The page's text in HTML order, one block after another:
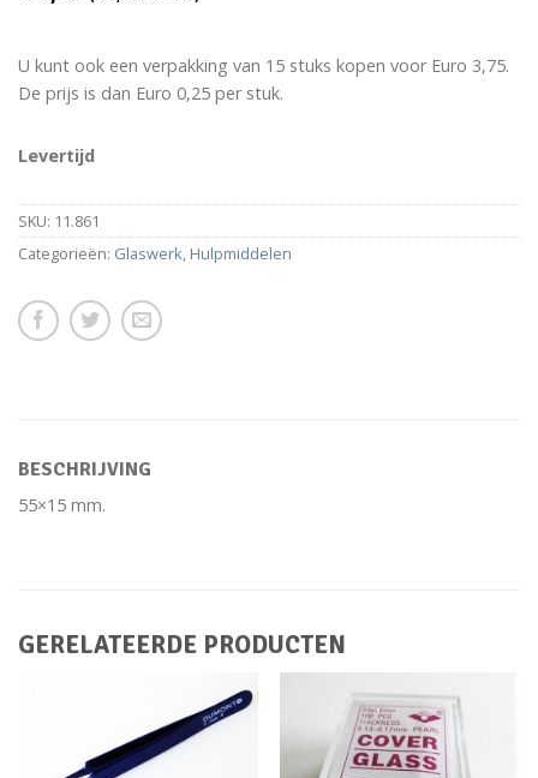
U kunt ook een verpakking van 15 stuks kopen voor Euro 3,75.
De prijs is dan Euro 0,25 per stuk.
Levertijd
SKU: 11.861
Categorieën: Glaswerk, Hulpmiddelen
BESCHRIJVING
55×15 mm.
GERELATEERDE PRODUCTEN